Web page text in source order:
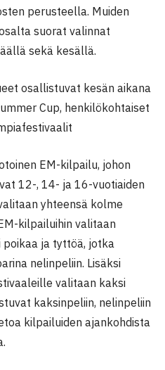
perusteella. Muiden
suorat valinnat
sekä kesällä.
osallistuvat kesän aikana
Cup, henkilökohtaiset
EM-kilpailu, johon
12-, 14- ja 16-vuotiaiden
yhteensä kolme
kilpailuihin valitaan
poikaa ja tyttöä, jotka
nelinpeliin. Lisäksi
valitaan kaksi
kaksinpeliin, nelinpeliin
kilpailuiden ajankohdista